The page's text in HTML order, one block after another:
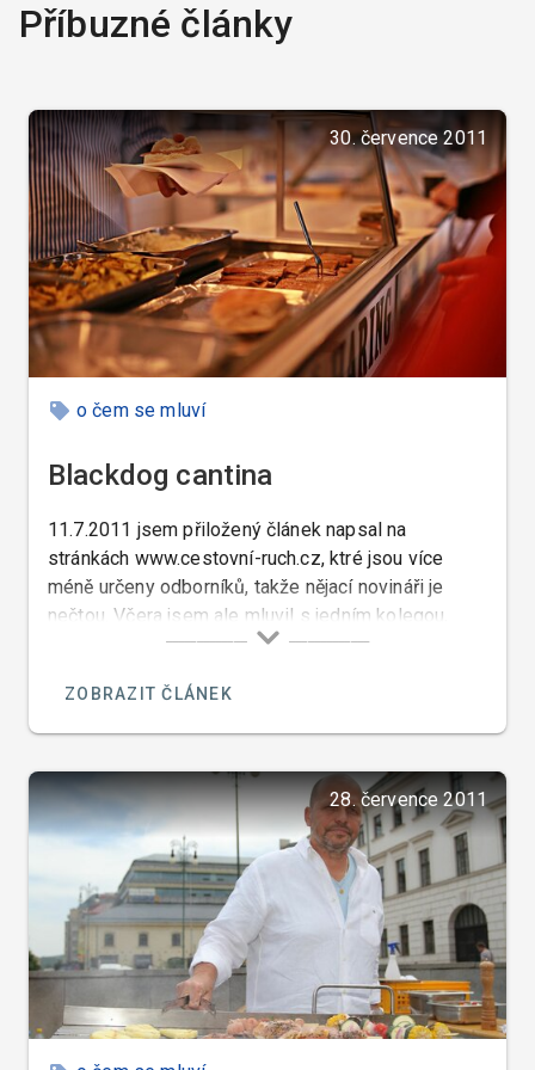
Příbuzné články
30. července 2011
o čem se mluví
Blackdog cantina
11.7.2011 jsem přiložený článek napsal na
stránkách www.cestovní-ruch.cz, ktré jsou více
méně určeny odborníků, takže nějací novináři je
nečtou. Včera jsem ale mluvil s jedním kolegou,
který mě v mé teorii utvrdil. Nějaký novinář mu
Berouně.
ZOBRAZIT ČLÁNEK
28. července 2011